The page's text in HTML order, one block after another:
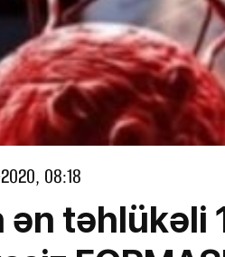
08:18
ən təhlükəli